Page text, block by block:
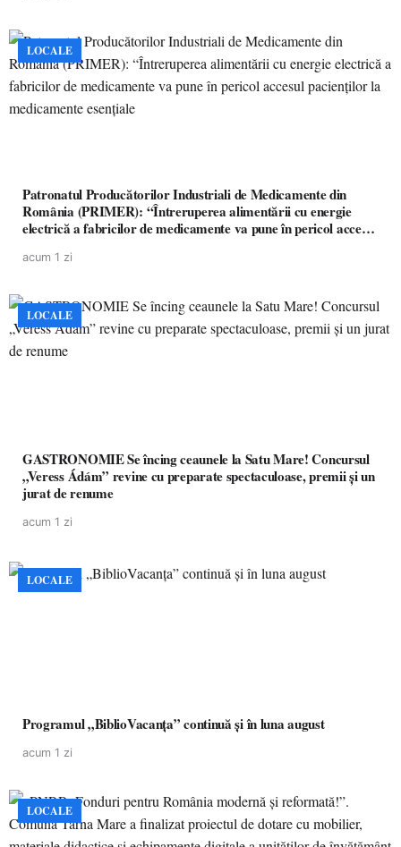
LOCALE
Patronatul Producătorilor Industriali de Medicamente din
România (PRIMER): “Întreruperea alimentării cu energie
electrică a fabricilor de medicamente va pune în pericol accesul
acum 1 zi
LOCALE
GASTRONOMIE Se încing ceaunele la Satu Mare! Concursul
„Veress Ádám” revine cu preparate spectaculoase, premii și un
jurat de renume
acum 1 zi
LOCALE
Programul „BiblioVacanța” continuă și în luna august
acum 1 zi
LOCALE